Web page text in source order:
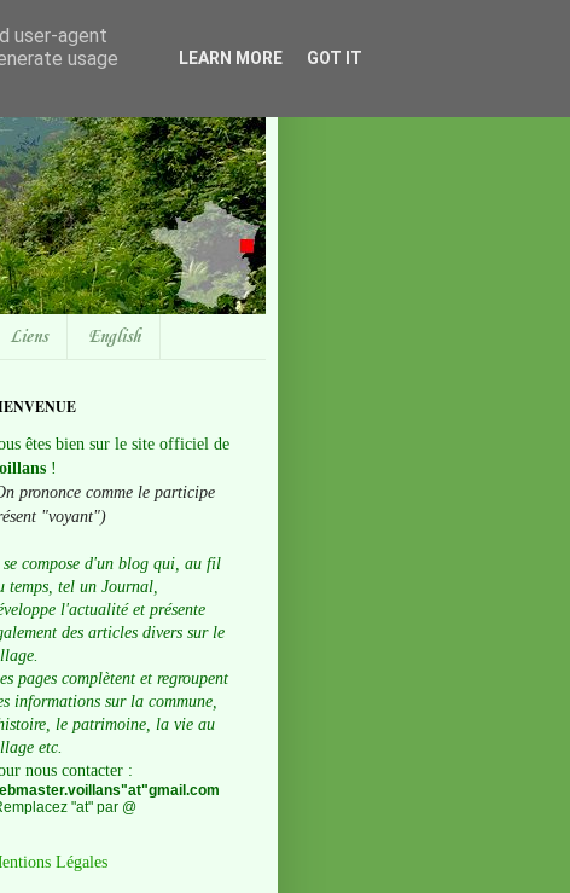
Liens English
êtes bien sur le site officiel de
!
prononce comme le participe
"voyant")
compose d'un blog qui, au fil
temps, tel un Journal,
l'actualité et présente
des articles divers sur le
pages complètent et regroupent
informations sur la commune,
le patrimoine, la vie au
etc.
nous contacter :
"at" par @
Légales
user-agent
usage
LEARN MORE GOT IT